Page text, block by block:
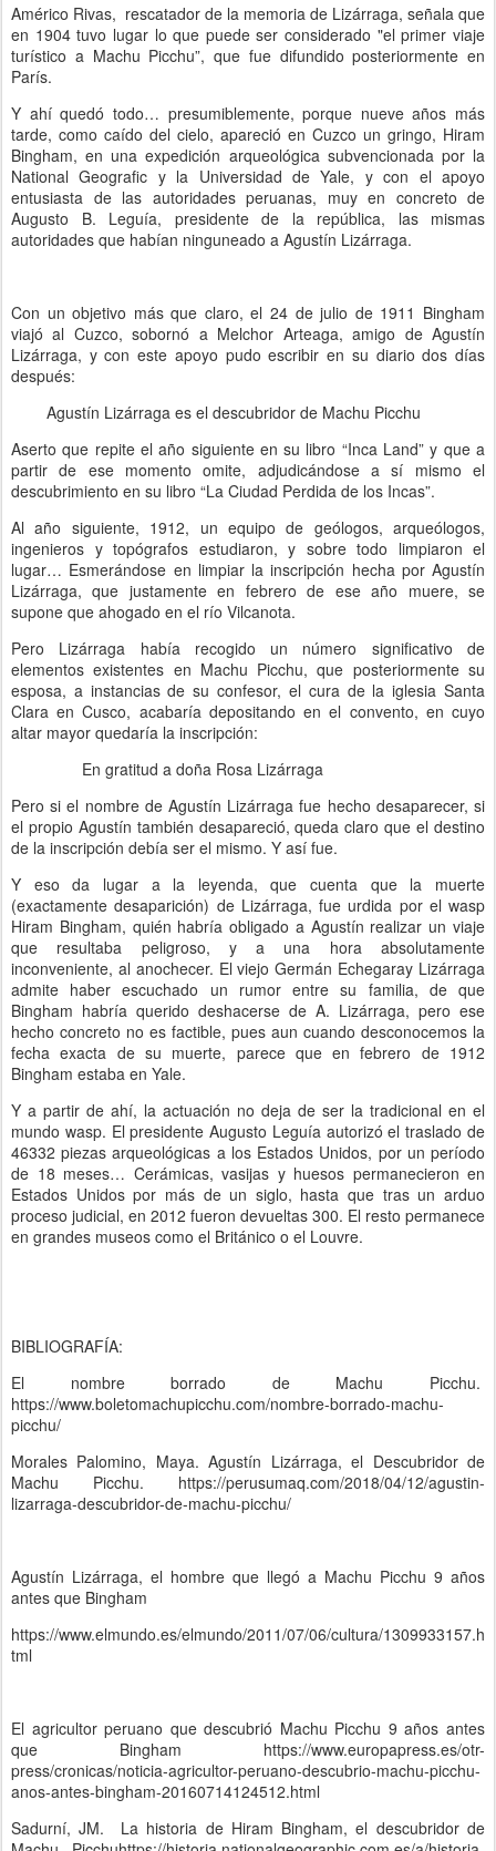
Américo Rivas, rescatador de la memoria de Lizárraga, señala que
en 1904 tuvo lugar lo que puede ser considerado "el primer viaje
turístico a Machu Picchu”, que fue difundido posteriormente en
París.
Y ahí quedó todo… presumiblemente, porque nueve años más
tarde, como caído del cielo, apareció en Cuzco un gringo, Hiram
Bingham, en una expedición arqueológica subvencionada por la
National Geografic y la Universidad de Yale, y con el apoyo
entusiasta de las autoridades peruanas, muy en concreto de
Augusto B. Leguía, presidente de la república, las mismas
autoridades que habían ninguneado a Agustín Lizárraga.
Con un objetivo más que claro, el 24 de julio de 1911 Bingham
viajó al Cuzco, sobornó a Melchor Arteaga, amigo de Agustín
Lizárraga, y con este apoyo pudo escribir en su diario dos días
después:
Agustín Lizárraga es el descubridor de Machu Picchu
Aserto que repite el año siguiente en su libro “Inca Land” y que a
partir de ese momento omite, adjudicándose a sí mismo el
descubrimiento en su libro “La Ciudad Perdida de los Incas”.
Al año siguiente, 1912, un equipo de geólogos, arqueólogos,
ingenieros y topógrafos estudiaron, y sobre todo limpiaron el
lugar… Esmerándose en limpiar la inscripción hecha por Agustín
Lizárraga, que justamente en febrero de ese año muere, se
supone que ahogado en el río Vilcanota.
Pero Lizárraga había recogido un número significativo de
elementos existentes en Machu Picchu, que posteriormente su
esposa, a instancias de su confesor, el cura de la iglesia Santa
Clara en Cusco, acabaría depositando en el convento, en cuyo
altar mayor quedaría la inscripción:
En gratitud a doña Rosa Lizárraga
Pero si el nombre de Agustín Lizárraga fue hecho desaparecer, si
el propio Agustín también desapareció, queda claro que el destino
de la inscripción debía ser el mismo. Y así fue.
Y eso da lugar a la leyenda, que cuenta que la muerte
(exactamente desaparición) de Lizárraga, fue urdida por el wasp
Hiram Bingham, quién habría obligado a Agustín realizar un viaje
que resultaba peligroso, y a una hora absolutamente
inconveniente, al anochecer. El viejo Germán Echegaray Lizárraga
admite haber escuchado un rumor entre su familia, de que
Bingham habría querido deshacerse de A. Lizárraga, pero ese
hecho concreto no es factible, pues aun cuando desconocemos la
fecha exacta de su muerte, parece que en febrero de 1912
Bingham estaba en Yale.
Y a partir de ahí, la actuación no deja de ser la tradicional en el
mundo wasp. El presidente Augusto Leguía autorizó el traslado de
46332 piezas arqueológicas a los Estados Unidos, por un período
de 18 meses… Cerámicas, vasijas y huesos permanecieron en
Estados Unidos por más de un siglo, hasta que tras un arduo
proceso judicial, en 2012 fueron devueltas 300. El resto permanece
en grandes museos como el Británico o el Louvre.
BIBLIOGRAFÍA:
El nombre borrado de Machu Picchu.
https://www.boletomachupicchu.com/nombre-borrado-machu-
picchu/
Morales Palomino, Maya. Agustín Lizárraga, el Descubridor de
Machu Picchu. https://perusumaq.com/2018/04/12/agustin-
lizarraga-descubridor-de-machu-picchu/
Agustín Lizárraga, el hombre que llegó a Machu Picchu 9 años
antes que Bingham
https://www.elmundo.es/elmundo/2011/07/06/cultura/1309933157.h
tml
El agricultor peruano que descubrió Machu Picchu 9 años antes
que Bingham https://www.europapress.es/otr-
press/cronicas/noticia-agricultor-peruano-descubrio-machu-picchu-
anos-antes-bingham-20160714124512.html
Sadurní, JM. La historia de Hiram Bingham, el descubridor de